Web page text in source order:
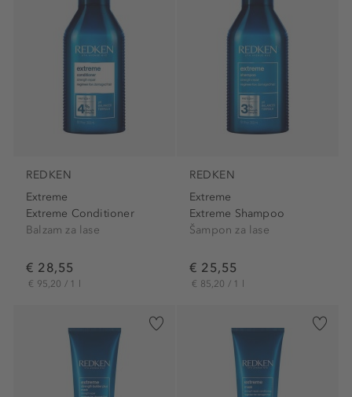
REDKEN
Extreme
Extreme Conditioner
Balzam za lase
€ 28,55
€ 95,20 / 1 l
REDKEN
Extreme
Extreme Shampoo
Šampon za lase
€ 25,55
€ 85,20 / 1 l